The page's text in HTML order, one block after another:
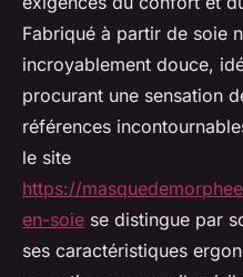
Fabriqué à partir de soie
incroyablement douce,
procurant une sensation
références
le site
https://
en-soie se distingue par
ses caractéristiques